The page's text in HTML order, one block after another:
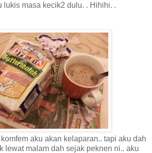
lukis masa kecik2 dulu. . Hihihi. .
aku akan kelaparan.. tapi aku dah
lewat malam dah sejak peknen ni.. aku